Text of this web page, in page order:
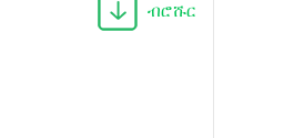
ብሮሹር